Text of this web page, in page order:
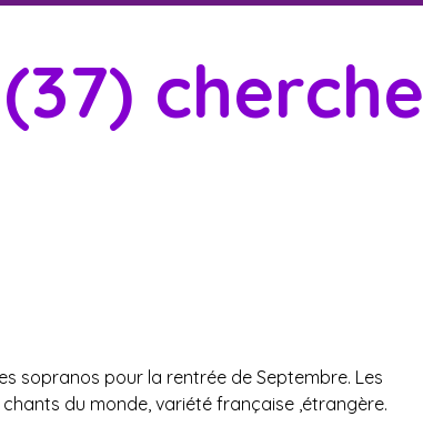
cherche
sopranos pour la rentrée de Septembre. Les
du monde, variété française ,étrangère.